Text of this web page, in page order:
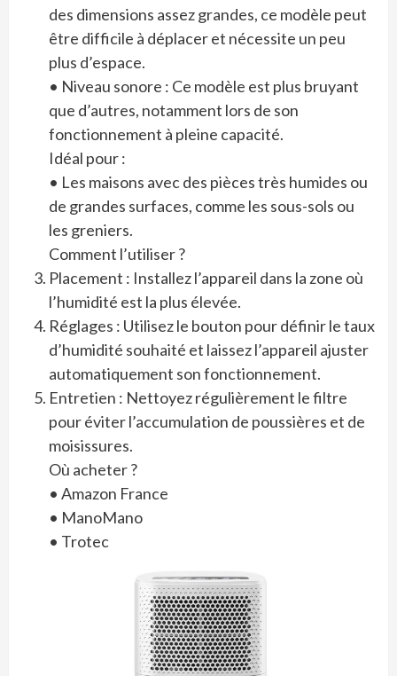
des dimensions assez grandes, ce modèle peut
être difficile à déplacer et nécessite un peu
plus d’espace.
• Niveau sonore : Ce modèle est plus bruyant
que d’autres, notamment lors de son
fonctionnement à pleine capacité.
Idéal pour :
• Les maisons avec des pièces très humides ou
de grandes surfaces, comme les sous-sols ou
les greniers.
Comment l’utiliser ?
Placement : Installez l’appareil dans la zone où
l’humidité est la plus élevée.
Réglages : Utilisez le bouton pour définir le taux
d’humidité souhaité et laissez l’appareil ajuster
automatiquement son fonctionnement.
Entretien : Nettoyez régulièrement le filtre
pour éviter l’accumulation de poussières et de
moisissures.
Où acheter ?
• Amazon France
• ManoMano
• Trotec